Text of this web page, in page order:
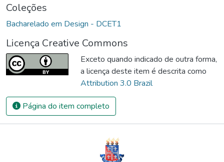
Coleções
Bacharelado em Design - DCET1
Licença Creative Commons
Exceto quando indicado de outra forma,
a licença deste item é descrita como
Attribution 3.0 Brazil
Página do item completo